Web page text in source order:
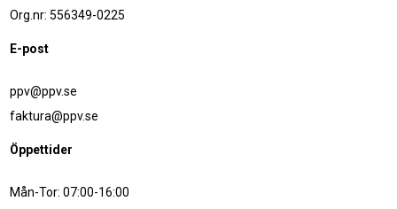
Org.nr: 556349-0225
E-post
ppv@ppv.se
faktura@ppv.se
Öppettider
Mån-Tor: 07:00-16:00